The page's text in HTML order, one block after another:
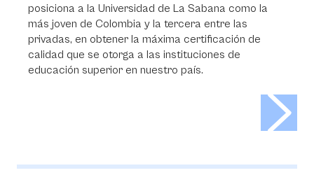
posiciona a la Universidad de La Sabana como la
más joven de Colombia y la tercera entre las
privadas, en obtener la máxima certificación de
calidad que se otorga a las instituciones de
educación superior en nuestro país.